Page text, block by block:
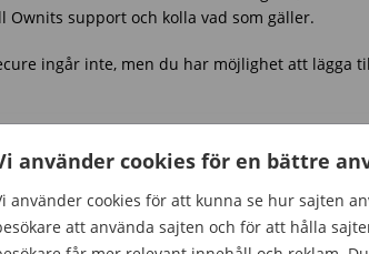
använder cookies för en bättre
använder cookies för att kunna se hur sajten
att använda sajten och för att hålla
Ownits support och kolla vad som gäller.
ingår inte, men du har möjlighet att lägga